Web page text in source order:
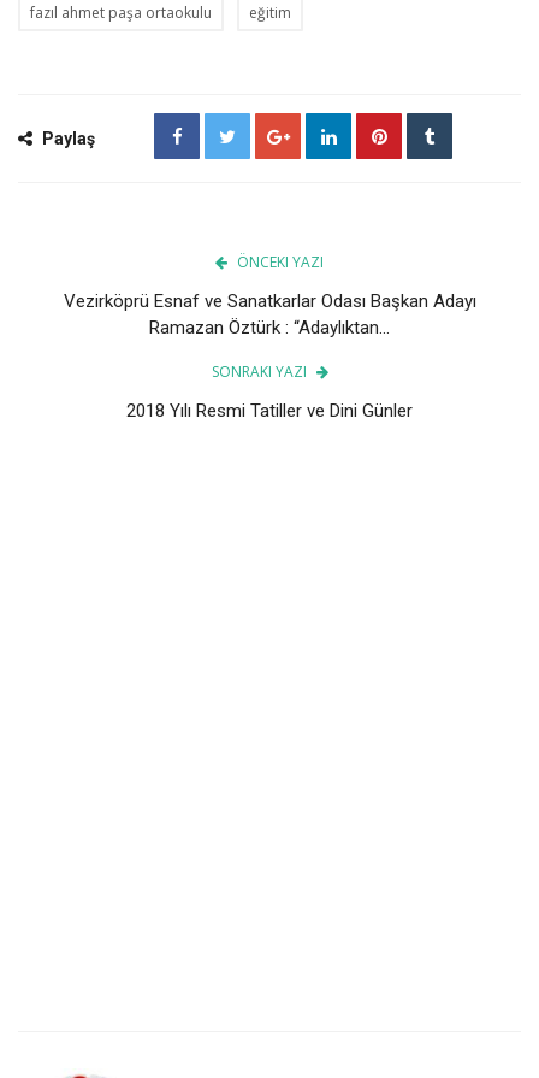
fazıl ahmet paşa ortaokulu eğitim
Paylaş
ÖNCEKI YAZI
Vezirköprü Esnaf ve Sanatkarlar Odası Başkan Adayı
Ramazan Öztürk : “Adaylıktan...
SONRAKI YAZI
2018 Yılı Resmi Tatiller ve Dini Günler